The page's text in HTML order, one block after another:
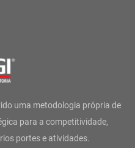
d
i
b
e
a
p
uma metodologia própria de
para a competitividade,
portes e atividades.